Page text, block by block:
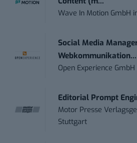
Wave In Motion GmbH
Social Media
Webkommunikation...
Open Experience GmbH
Editorial Prompt
Motor Presse
Stuttgart